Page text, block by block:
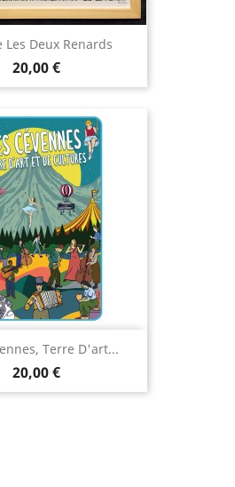
Les Deux Renards
Prix
20,00 €
Terre D'art...
Prix
20,00 €